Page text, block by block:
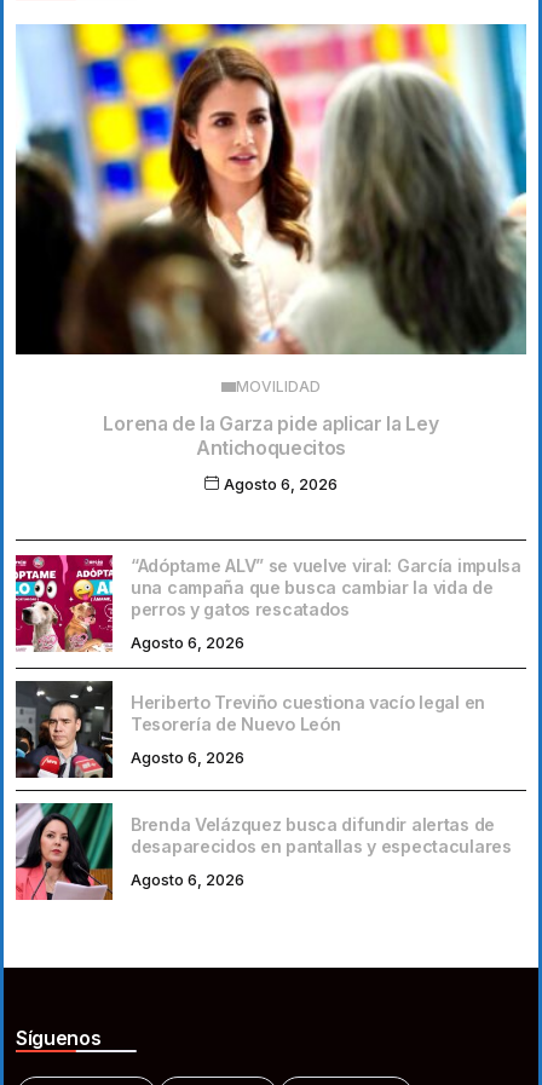
MOVILIDAD
Lorena de la Garza pide aplicar la Ley
Antichoquecitos
Agosto 6, 2026
“Adóptame ALV” se vuelve viral: García impulsa
una campaña que busca cambiar la vida de
perros y gatos rescatados
Agosto 6, 2026
Heriberto Treviño cuestiona vacío legal en
Tesorería de Nuevo León
Agosto 6, 2026
Brenda Velázquez busca difundir alertas de
desaparecidos en pantallas y espectaculares
Agosto 6, 2026
Síguenos